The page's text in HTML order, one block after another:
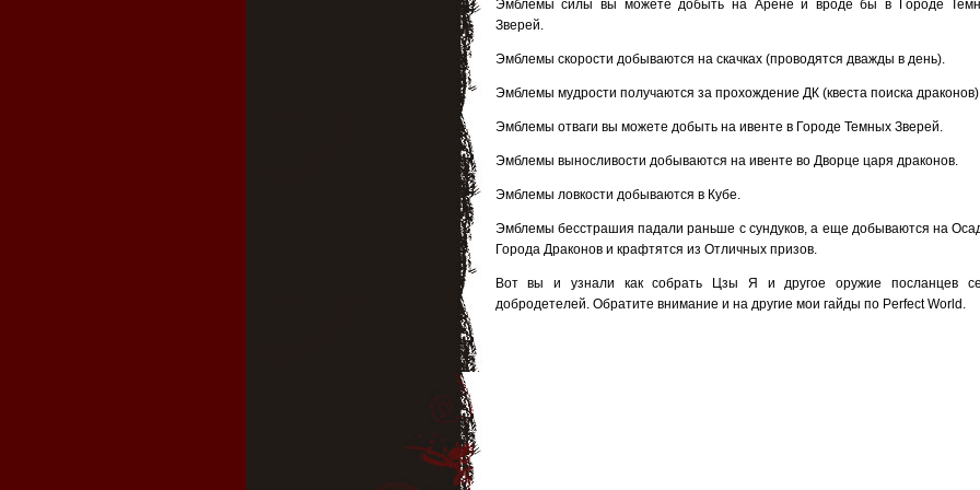
Эмблемы силы вы можете добыть на Арене и вроде бы в Городе
Зверей.
Эмблемы скорости добываются на скачках (проводятся дважды в день).
Эмблемы мудрости получаются за прохождение ДК (квеста поиска драконов).
Эмблемы отваги вы можете добыть на ивенте в Городе Темных Зверей.
Эмблемы выносливости добываются на ивенте во Дворце царя драконов.
Эмблемы ловкости добываются в Кубе.
Эмблемы бесстрашия падали раньше с сундуков, а еще добываются на
Города Драконов и крафтятся из Отличных призов.
Вот вы и узнали как собрать Цзы Я и другое оружие посланцев
добродетелей. Обратите внимание и на другие мои гайды по Perfect World.